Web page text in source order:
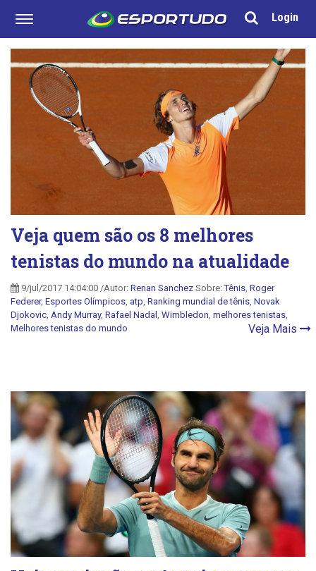
Login
Veja quem são os 8 melhores
tenistas do mundo na atualidade
9/jul/2017 14:04:00 /Autor: Renan Sanchez Sobre:Tênis Roger
Federer, Esportes Olímpicos atp Ranking mundial de tênis Novak
Djokovic Andy Murray, Rafael Nadal Wimbledon melhores tenistas
Melhores tenistas do mundo
Veja Mais